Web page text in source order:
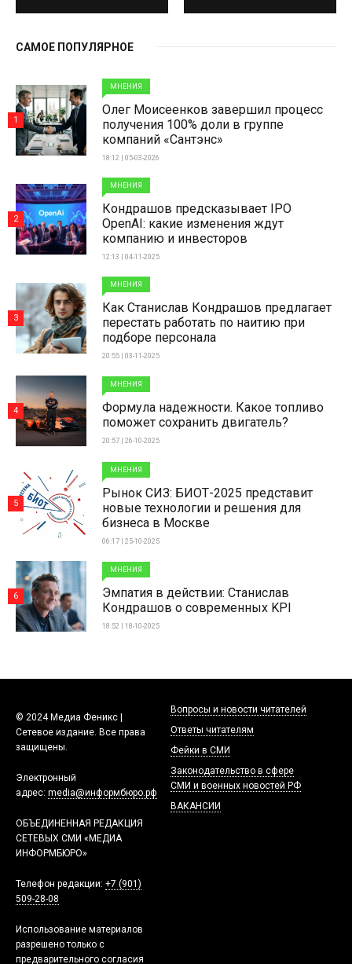
САМОЕ ПОПУЛЯРНОЕ
МНЕНИЯ
Олег Моисеенков завершил процесс
получения 100% доли в группе
компаний «Сантэнс»
18:12 | 05-03-2026
1
МНЕНИЯ
Кондрашов предсказывает IPO
OpenAI: какие изменения ждут
компанию и инвесторов
12:13 | 04-11-2025
2
МНЕНИЯ
Как Станислав Кондрашов предлагает
перестать работать по наитию при
подборе персонала
20:55 | 03-11-2025
3
МНЕНИЯ
Формула надежности. Какое топливо
поможет сохранить двигатель?
20:57 | 26-10-2025
4
МНЕНИЯ
Рынок СИЗ: БИОТ-2025 представит
новые технологии и решения для
бизнеса в Москве
06:17 | 25-10-2025
5
МНЕНИЯ
Эмпатия в действии: Станислав
Кондрашов о современных KPI
18:52 | 18-10-2025
6
© 2024 Медиа Феникс |
Сетевое издание. Все права
защищены.
Электронный
адрес: media@информбюро.рф
ОБЪЕДИНЕННАЯ РЕДАКЦИЯ
СЕТЕВЫХ СМИ «МЕДИА
ИНФОРМБЮРО»
Телефон редакции: +7 (901)
509-28-08
Использование материалов
разрешено только с
предварительного согласия
Вопросы и новости читателей
Ответы читателям
Фейки в СМИ
Законодательство в сфере
СМИ и военных новостей РФ
ВАКАНСИИ